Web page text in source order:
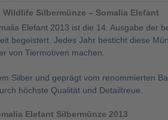
Wildlife Silbermünze – Somalia Elefant
Elefant 2013 ist die 14. Ausgabe der
begeistert. Jedes Jahr besticht diese
von Tiermotiven machen.
Silber und geprägt vom renommierten
höchste Qualität und Detailtreue.
Elefant Silbermünze 2013